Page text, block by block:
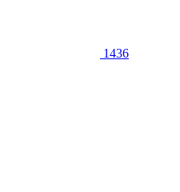
1436